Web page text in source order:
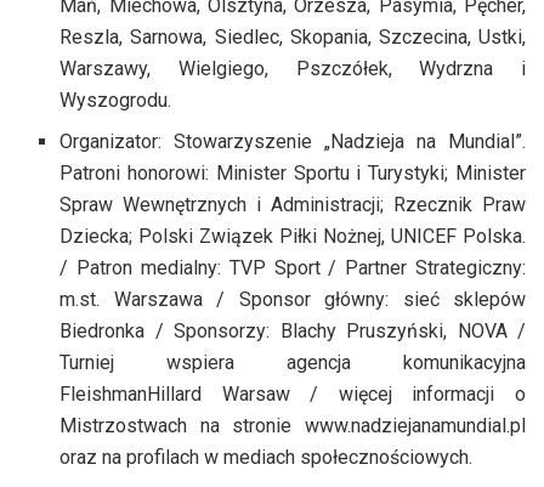
Mań, Miechowa, Olsztyna, Orzesza, Pasymia, Pęcher,
Reszla, Sarnowa, Siedlec, Skopania, Szczecina, Ustki,
Warszawy, Wielgiego, Pszczółek, Wydrzna i
Wyszogrodu.
Organizator: Stowarzyszenie „Nadzieja na Mundial”.
Patroni honorowi: Minister Sportu i Turystyki; Minister
Spraw Wewnętrznych i Administracji; Rzecznik Praw
Dziecka; Polski Związek Piłki Nożnej, UNICEF Polska.
/ Patron medialny: TVP Sport / Partner Strategiczny:
m.st. Warszawa / Sponsor główny: sieć sklepów
Biedronka / Sponsorzy: Blachy Pruszyński, NOVA /
Turniej wspiera agencja komunikacyjna
FleishmanHillard Warsaw / więcej informacji o
Mistrzostwach na stronie www.nadziejanamundial.pl
oraz na profilach w mediach społecznościowych.